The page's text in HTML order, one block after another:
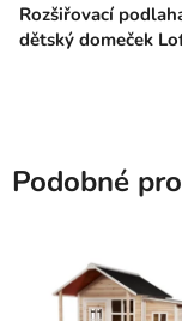
Rozšiřovací
dětský domeček
Podobné